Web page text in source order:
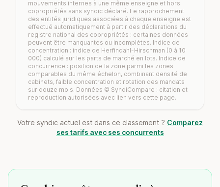
mouvements internes à une même enseigne et hors
copropriétés sans syndic déclaré. Le rapprochement
des entités juridiques associées à chaque enseigne est
effectué automatiquement à partir des déclarations du
registre national des copropriétés : certaines données
peuvent être manquantes ou incomplètes. Indice de
concentration : indice de Herfindahl-Hirschman (0 à 10
000) calculé sur les parts de marché en lots. Indice de
concurrence : position de la zone parmi les zones
comparables du même échelon, combinant densité de
cabinets, faible concentration et rotation des mandats
sur douze mois. Données © SyndiCompare : citation et
reproduction autorisées avec lien vers cette page.
Votre syndic actuel est dans ce classement ? Comparez
ses tarifs avec ses concurrents